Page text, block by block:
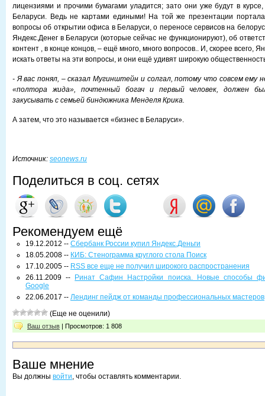
лицензиями и прочими бумагами уладится; зато они уже будут в курсе,
Беларуси. Ведь не картами едиными! На той же презентации
вопросы об открытии офиса в Беларуси, о переносе сервисов на
Яндекс.Денег в Беларуси (которые сейчас не функционируют), об
контент , в конце концов, – ещё много, много вопросов.. И, скорее всего,
искать ответы на эти вопросы, и они ещё удивят широкую
- Я вас понял, – сказал Мугинштейн и солгал, потому что совсем ему
«полтора жида», почтенный богач и первый человек, должен
закусывать с семьей биндюжника Менделя Крика.
А затем, что это называется «бизнес в Беларуси».
Источник: seonews.ru
Поделиться в соц. сетях
Рекомендуем ещё
19.12.2012 -- Сбербанк России купил Яндекс.Деньги
18.05.2008 -- КИБ: Стенограмма круглого стола Поиск
17.10.2005 -- RSS все еще не получил широкого распространения
26.11.2009 --
Ринат Сафин Настройки поиска. Новые способы
Google
22.06.2017 -- Лендинг пейдж от команды профессиональных мастеров
(Еще не оценили)
Ваш отзыв | Просмотров: 1 808
Ваше мнение
Вы должны войти, чтобы оставлять комментарии.